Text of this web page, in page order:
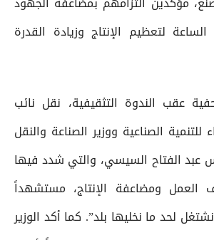
لتعظيم الإنتاج وزيادة القدرة
عقب الندوة التثقيفية، نقل نائب
الصناعية ووزير الصناعة والنقل
عبد الفتاح السيسي، والتي شدد فيها
العمل ومضاعفة الإنتاج، مستشهداً
لحد ما نخليها بلد”. كما أكد الوزير